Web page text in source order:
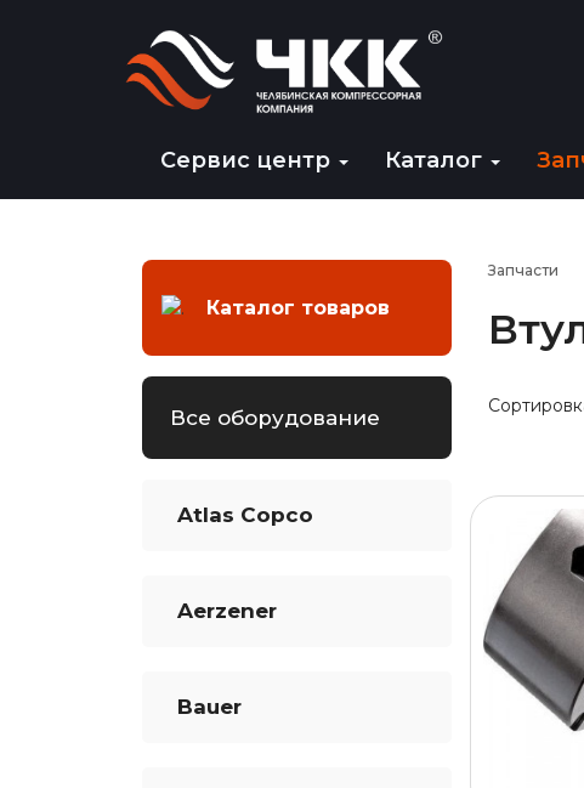
Сервис центр Каталог
Каталог товаров
Все оборудование
Atlas Copco
Aerzener
Bauer
Запчасти